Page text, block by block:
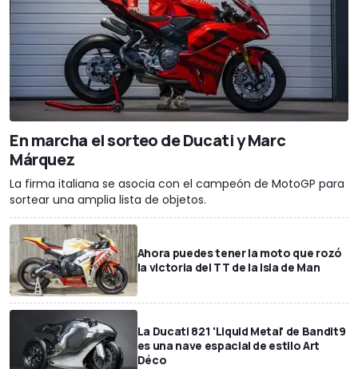
En marcha el sorteo de Ducati y Marc
Márquez
La firma italiana se asocia con el campeón de MotoGP para
sortear una amplia lista de objetos.
Ahora puedes tener la moto que rozó
la victoria del TT de la Isla de Man
La Ducati 821 'Liquid Metal' de Bandit9
es una nave espacial de estilo Art
Déco